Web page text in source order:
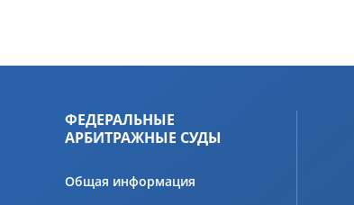
ФЕДЕРАЛЬНЫЕ
АРБИТРАЖНЫЕ СУДЫ
Общая информация